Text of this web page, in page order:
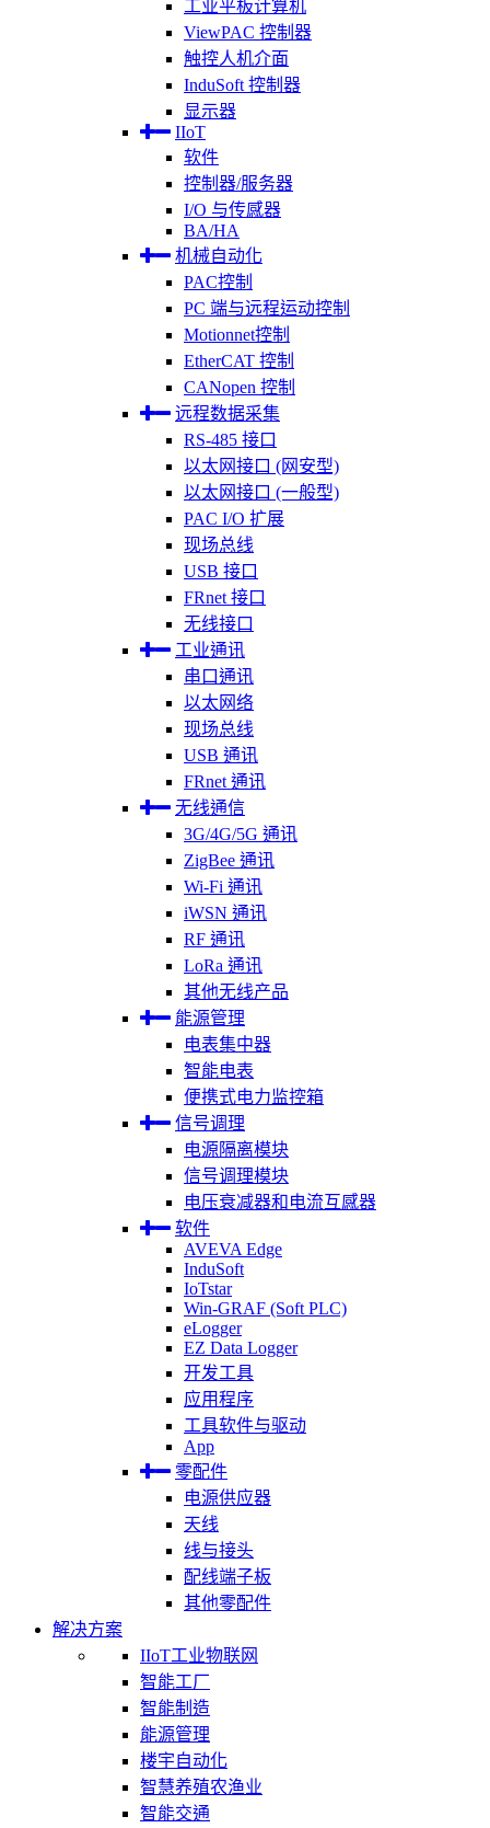
工业平板计算机
ViewPAC 控制器
触控人机介面
InduSoft 控制器
显示器
IIoT
软件
控制器/服务器
I/O 与传感器
BA/HA
机械自动化
PAC控制
PC 端与远程运动控制
Motionnet控制
EtherCAT 控制
CANopen 控制
远程数据采集
RS-485 接口
以太网接口 (网安型)
以太网接口 (一般型)
PAC I/O 扩展
现场总线
USB 接口
FRnet 接口
无线接口
工业通讯
串口通讯
以太网络
现场总线
USB 通讯
FRnet 通讯
无线通信
3G/4G/5G 通讯
ZigBee 通讯
Wi-Fi 通讯
iWSN 通讯
RF 通讯
LoRa 通讯
其他无线产品
能源管理
电表集中器
智能电表
便携式电力监控箱
信号调理
电源隔离模块
信号调理模块
电压衰减器和电流互感器
软件
AVEVA Edge
InduSoft
IoTstar
Win-GRAF (Soft PLC)
eLogger
EZ Data Logger
开发工具
应用程序
工具软件与驱动
App
零配件
电源供应器
天线
线与接头
配线端子板
其他零配件
解决方案
IIoT工业物联网
智能工厂
智能制造
能源管理
楼宇自动化
智慧养殖农渔业
智能交通